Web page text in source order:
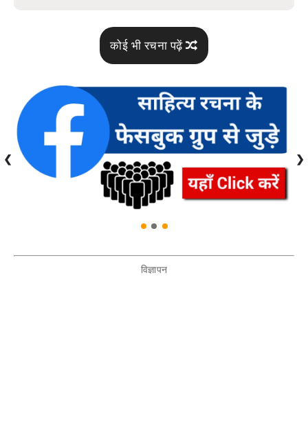
कोई भी रचना पढ़ें
❮ ❯
विज्ञापन